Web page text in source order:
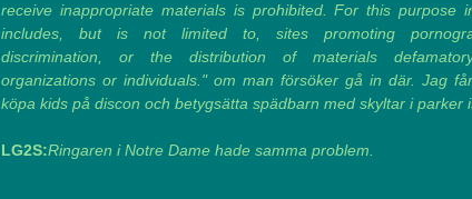
receive inappropriate materials is prohibited. For this purpose
includes, but is not limited to, sites promoting
discrimination, or the distribution of materials
organizations or individuals." om man försöker gå in där. Jag
köpa kids på discon och betygsätta spädbarn med skyltar i parker
LG2S:Ringaren i Notre Dame hade samma problem.